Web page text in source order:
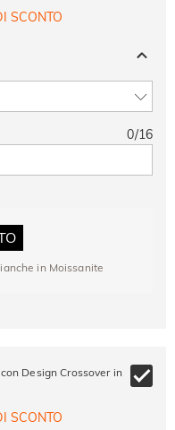
SCONTO
0/16
in Moissanite
Design Crossover in
SCONTO